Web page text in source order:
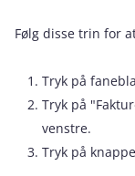
Følg disse trin for
Tryk på
Tryk på
venstre.
Tryk på